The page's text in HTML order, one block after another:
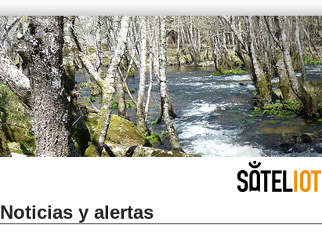
Noticias y alertas